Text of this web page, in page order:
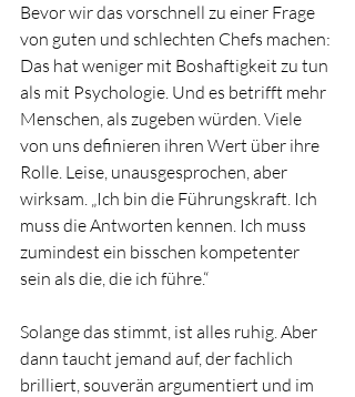
Bevor wir das vorschnell zu einer Frage
von guten und schlechten Chefs machen:
Das hat weniger mit Boshaftigkeit zu tun
als mit Psychologie. Und es betrifft mehr
Menschen, als zugeben würden. Viele
von uns definieren ihren Wert über ihre
Rolle. Leise, unausgesprochen, aber
wirksam. „Ich bin die Führungskraft. Ich
muss die Antworten kennen. Ich muss
zumindest ein bisschen kompetenter
sein als die, die ich führe.“
Solange das stimmt, ist alles ruhig. Aber
dann taucht jemand auf, der fachlich
brilliert, souverän argumentiert und im